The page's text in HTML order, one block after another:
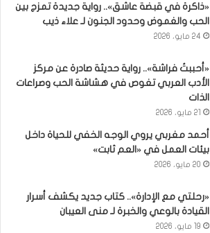
«ذاكرة في قبضة عاشق».. رواية جديدة تمزج بين
الحب والغموض وحدود الجنون لـ علاء ذيب
24 مايو، 2026
«أحببتُ فراشة».. رواية حديثة صادرة عن مركز
الأدب العربي تغوص في هشاشة الحب وصراعات
الذات
21 مايو، 2026
أحمد مغربي يروي الوجه الخفي للحياة داخل
بيئات العمل في «العم ثابت»
20 مايو، 2026
«رحلتي مع الإدارة».. كتاب جديد يكشف أسرار
القيادة بالوعي والخبرة لـ منى العيبان
19 مايو، 2026